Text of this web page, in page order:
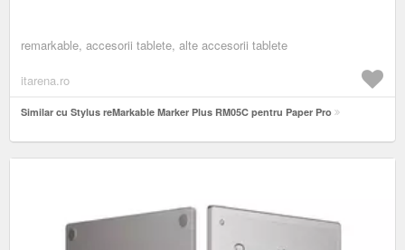
remarkable, accesorii tablete, alte accesorii tablete
itarena.ro
Similar cu Stylus reMarkable Marker Plus RM05C pentru Paper Pro